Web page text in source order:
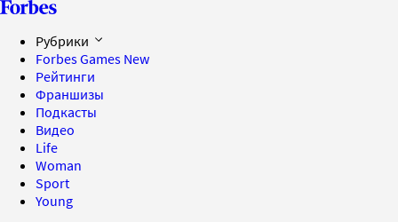
Рубрики
Forbes Games New
Рейтинги
Франшизы
Подкасты
Видео
Life
Woman
Sport
Young